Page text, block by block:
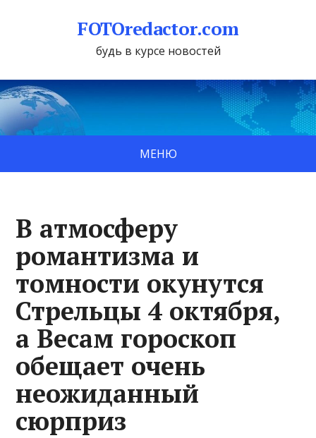
FOTOredactor.com
будь в курсе новостей
МЕНЮ
В атмосферу
романтизма и
томности окунутся
Стрельцы 4 октября,
а Весам гороскоп
обещает очень
неожиданный
сюрприз